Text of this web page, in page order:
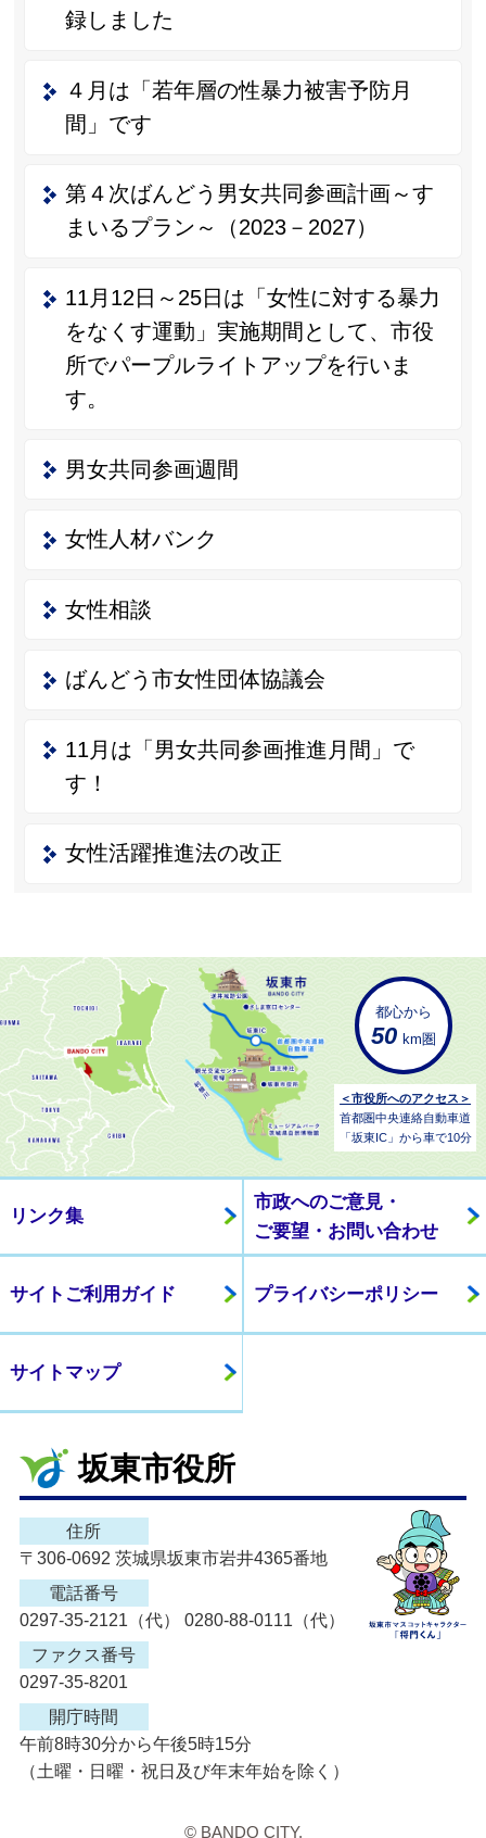
録しました
４月は「若年層の性暴力被害予防月
間」です
第４次ばんどう男女共同参画計画～す
まいるプラン～（2023－2027）
11月12日～25日は「女性に対する暴力
をなくす運動」実施期間として、市役
所でパープルライトアップを行いま
す。
男女共同参画週間
女性人材バンク
女性相談
ばんどう市女性団体協議会
11月は「男女共同参画推進月間」で
す！
女性活躍推進法の改正
都心から
50 km圏
＜市役所へのアクセス＞
首都圏中央連絡自動車道
「坂東IC」から車で10分
リンク集
市政へのご意見・
ご要望・お問い合わせ
サイトご利用ガイド プライバシーポリシー
サイトマップ
坂東市役所
住所
〒306-0692 茨城県坂東市岩井4365番地
電話番号
0297-35-2121（代） 0280-88-0111（代）
ファクス番号
0297-35-8201
開庁時間
午前8時30分から午後5時15分
（土曜・日曜・祝日及び年末年始を除く）
© BANDO CITY.